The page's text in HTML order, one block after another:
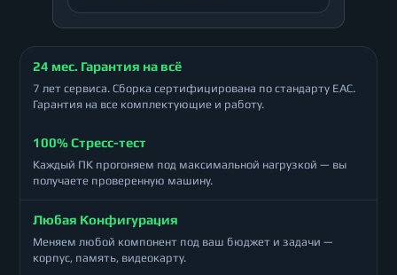
24 мес. Гарантия на всё
7 лет сервиса. Сборка сертифицирована по стандарту ЕАС.
Гарантия на все комплектующие и работу.
100% Стресс-тест
Каждый ПК прогоняем под максимальной нагрузкой — вы
получаете проверенную машину.
Любая Конфигурация
Меняем любой компонент под ваш бюджет и задачи —
корпус, память, видеокарту.